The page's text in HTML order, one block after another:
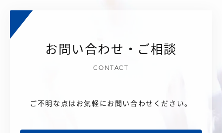
お問い合わせ・ご相談
CONTACT
ご不明な点はお気軽にお問い合わせください。